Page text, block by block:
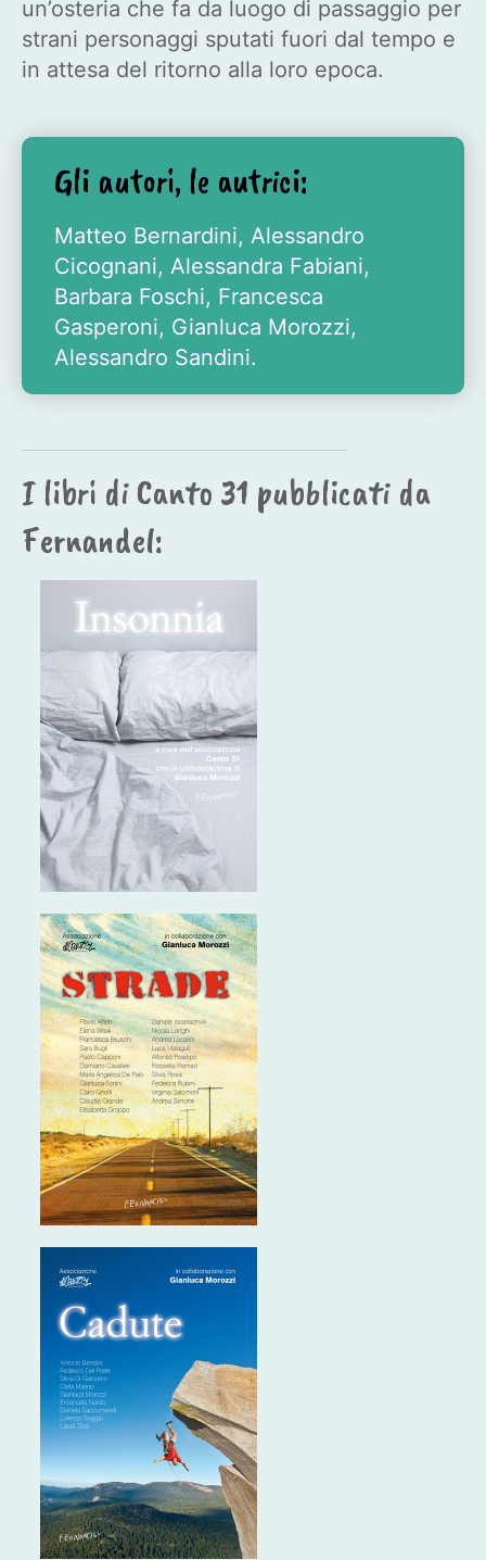
un’osteria che fa da luogo di passaggio per
strani personaggi sputati fuori dal tempo e
in attesa del ritorno alla loro epoca.
Gli autori, le autrici:
Matteo Bernardini, Alessandro
Cicognani, Alessandra Fabiani,
Barbara Foschi, Francesca
Gasperoni, Gianluca Morozzi,
Alessandro Sandini.
I libri di Canto 31 pubblicati da
Fernandel: